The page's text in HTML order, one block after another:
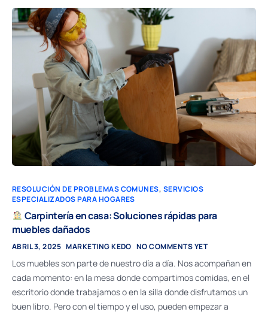
RESOLUCIÓN DE PROBLEMAS COMUNES, SERVICIOS
ESPECIALIZADOS PARA HOGARES
Carpintería en casa: Soluciones rápidas para
muebles dañados
ABRIL 3, 2025 MARKETING KEDO NO COMMENTS YET
Los muebles son parte de nuestro día a día. Nos acompañan en
cada momento: en la mesa donde compartimos comidas, en el
escritorio donde trabajamos o en la silla donde disfrutamos un
buen libro. Pero con el tiempo y el uso, pueden empezar a